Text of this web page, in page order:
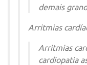
demais
Arritmias
Arritmias
cardiopatia